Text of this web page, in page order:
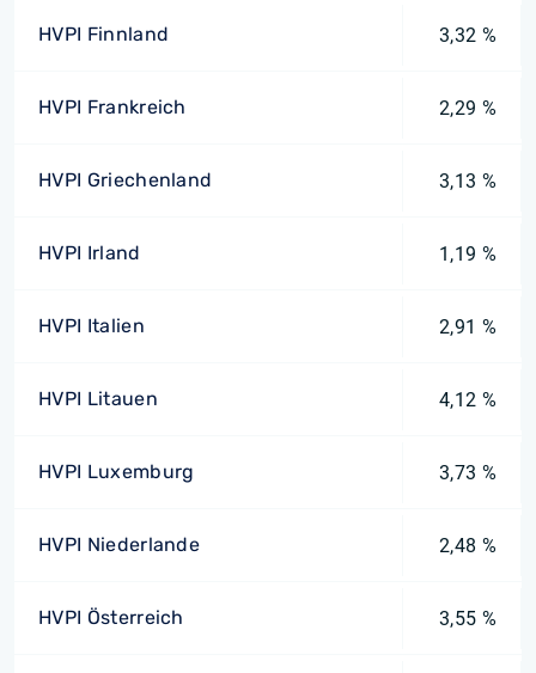
HVPI Finnland 3,32 %
HVPI Frankreich 2,29 %
HVPI Griechenland 3,13 %
HVPI Irland 1,19 %
HVPI Italien 2,91 %
HVPI Litauen 4,12 %
HVPI Luxemburg 3,73 %
HVPI Niederlande 2,48 %
HVPI Österreich 3,55 %